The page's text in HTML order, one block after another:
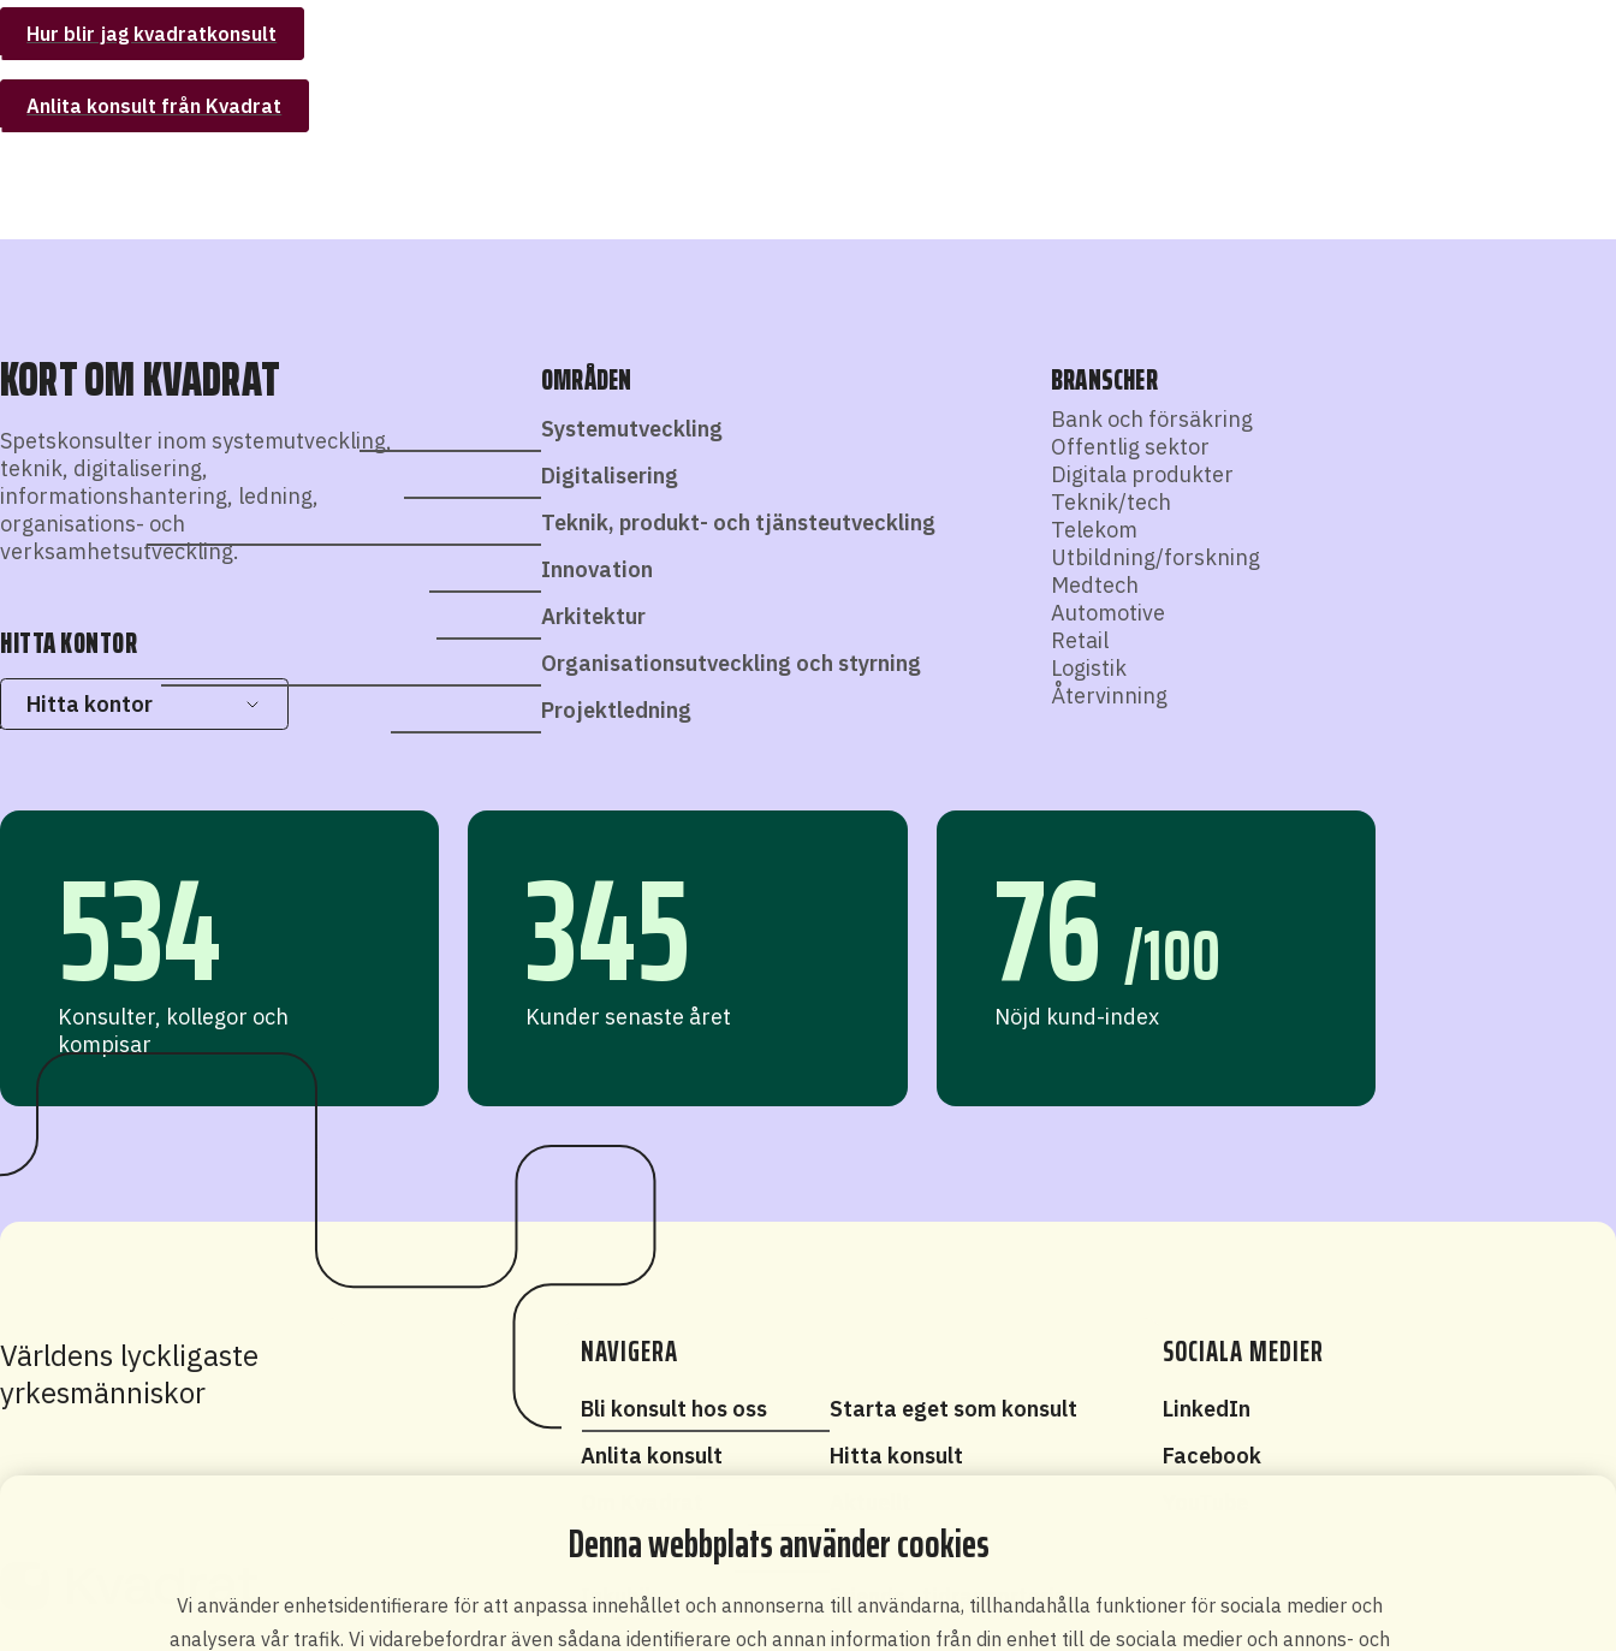
Denna webbplats använder cookies
Vi använder enhetsidentifierare för att anpassa innehållet och annonserna till användarna, tillhandahålla funktioner för sociala medier och
analysera vår trafik. Vi vidarebefordrar även sådana identifierare och annan information från din enhet till de sociala medier och annons- och
Hur blir jag kvadratkonsult
Anlita konsult från Kvadrat
KORT OM KVADRAT
Spetskonsulter inom systemutveckling,
teknik, digitalisering,
informationshantering, ledning,
organisations- och
verksamhetsutveckling.
HITTA KONTOR
Hitta kontor
OMRÅDEN
Systemutveckling
Digitalisering
Teknik, produkt- och tjänsteutveckling
Innovation
Arkitektur
Organisationsutveckling och styrning
Projektledning
BRANSCHER
Bank och försäkring
Offentlig sektor
Digitala produkter
Teknik/tech
Telekom
Utbildning/forskning
Medtech
Automotive
Retail
Logistik
Återvinning
534
Konsulter, kollegor och
kompisar
345
Kunder senaste året 76 /100
Nöjd kund-index
NAVIGERA
Bli konsult hos oss
Starta eget som konsult
Anlita konsult
Hitta konsult
Kontakt
Pressrum
Inkubik
Friends - tidrapportering
SOCIALA MEDIER
LinkedIn
Facebook
Världens lyckligaste
yrkesmänniskor